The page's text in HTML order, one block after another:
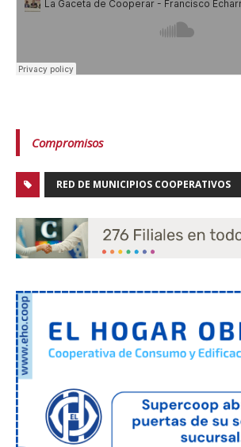
Compromisos
RED DE MUNICIPIOS COOPERATIVOS